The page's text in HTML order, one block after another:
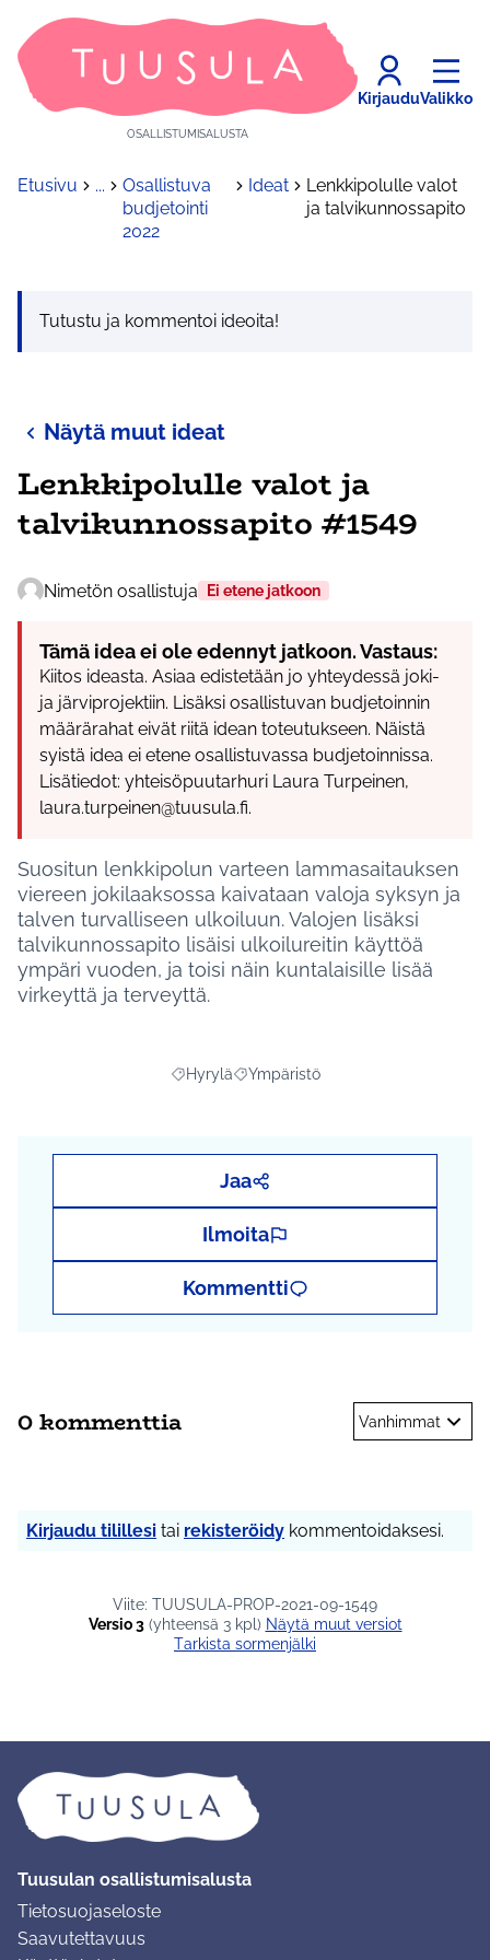
OSALLISTUMISALUSTA
KirjauduValikko
Etusivu ...
Osallistuva
budjetointi
2022
Ideat
Lenkkipolulle valot
ja talvikunnossapito
Tutustu ja kommentoi ideoita!
Näytä muut ideat
Lenkkipolulle valot ja
talvikunnossapito #1549
Nimetön osallistuja Ei etene jatkoon
Tämä idea ei ole edennyt jatkoon. Vastaus:
Kiitos ideasta. Asiaa edistetään jo yhteydessä joki-
ja järviprojektiin. Lisäksi osallistuvan budjetoinnin
määrärahat eivät riitä idean toteutukseen. Näistä
syistä idea ei etene osallistuvassa budjetoinnissa.
Lisätiedot: yhteisöpuutarhuri Laura Turpeinen,
laura.turpeinen@tuusula.fi.
Suositun lenkkipolun varteen lammasaitauksen
viereen jokilaaksossa kaivataan valoja syksyn ja
talven turvalliseen ulkoiluun. Valojen lisäksi
talvikunnossapito lisäisi ulkoilureitin käyttöä
ympäri vuoden, ja toisi näin kuntalaisille lisää
virkeyttä ja terveyttä.
Rajaa tulokset aihepiirin mukaan: Hyrylä
HyryläRajaa tulokset teeman mukaan:
Ympäristö
Jaa
Ilmoita
Kommentti
0 kommenttia Vanhimmat
Kirjaudu tilillesi tai rekisteröidy kommentoidaksesi.
Viite: TUUSULA-PROP-2021-09-1549
Versio 3(yhteensä 3 kpl)
näytä muut versiot
Tarkista sormenjälki
Tuusulan osallistumisalusta
Tietosuojaseloste
Saavutettavuus